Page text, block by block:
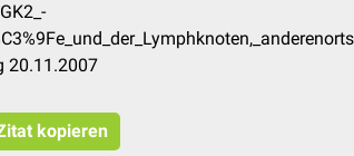
20.11.2007
kopieren